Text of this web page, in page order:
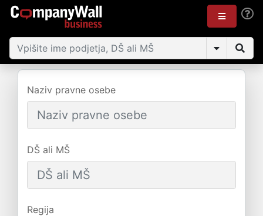
Naziv pravne osebe
DŠ ali MŠ
Regija